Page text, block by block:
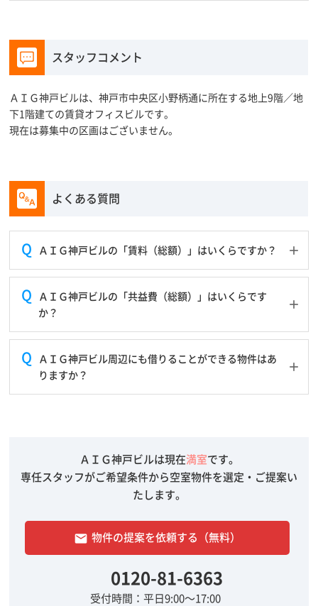
スタッフコメント
ＡＩＧ神戸ビルは、神戸市中央区小野柄通に所在する地上9階／地
下1階建ての賃貸オフィスビルです。
現在は募集中の区画はございません。
よくある質問
ＡＩＧ神戸ビルの「賃料（総額）」はいくらですか？
ＡＩＧ神戸ビルの「共益費（総額）」はいくらです
か？
ＡＩＧ神戸ビル周辺にも借りることができる物件はあ
りますか？
ＡＩＧ神戸ビルは現在満室です。
専任スタッフがご希望条件から空室物件を選定・ご提案い
たします。
email 物件の提案を依頼する（無料）
0120-81-6363
受付時間：平日9:00～17:00